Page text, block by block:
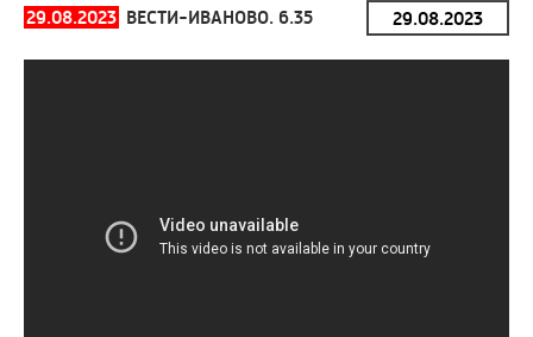
29.08.2023 ВЕСТИ-ИВАНОВО. 6.35